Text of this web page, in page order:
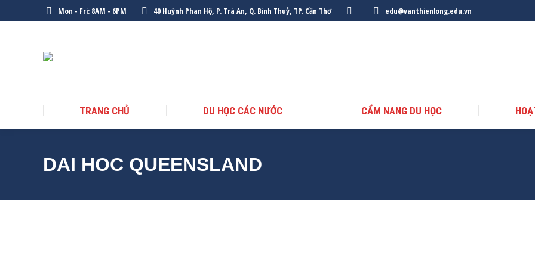
Mon - Fri: 8AM - 6PM 40 Huỳnh Phan Hộ, P. Trà An, Q. Bình Thuỷ, TP. Cần Thơ edu@vanthienlong.edu.vn
TRANG CHỦ DU HỌC CÁC NƯỚC CẨM NANG DU HỌC
DAI HOC QUEENSLAND